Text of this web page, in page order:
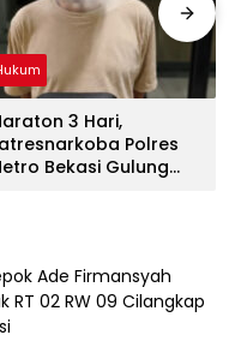
3 Hari,
Polres
Bekasi Gulung
Ade Firmansyah
RT 02 RW 09 Cilangkap